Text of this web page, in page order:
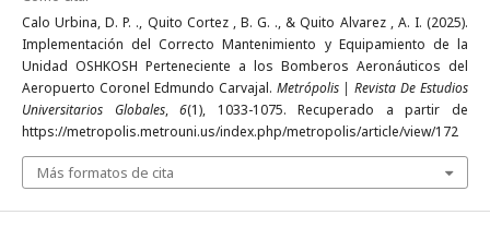
Calo Urbina, D. P. ., Quito Cortez , B. G. ., & Quito Alvarez , A. I. (2025).
Implementación del Correcto Mantenimiento y Equipamiento de la
Unidad OSHKOSH Perteneciente a los Bomberos Aeronáuticos del
Aeropuerto Coronel Edmundo Carvajal. Metrópolis | Revista De Estudios
Universitarios Globales,6(1), 1033-1075. Recuperado a partir de
https://metropolis.metrouni.us/index.php/metropolis/article/view/172
Más formatos de cita